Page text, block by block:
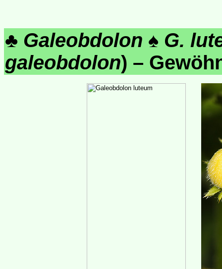
♣ Galeobdolon ♠ G.
galeobdolon) –